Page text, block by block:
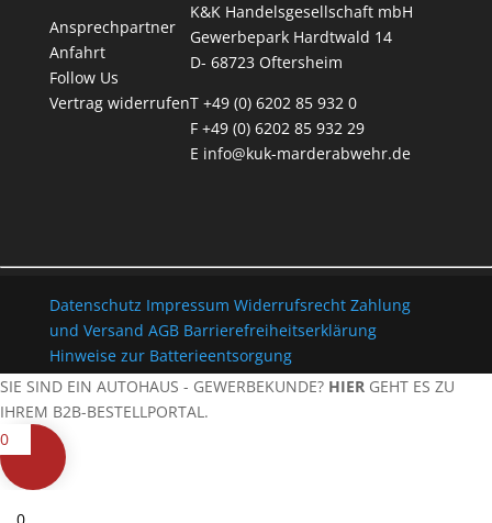
Ansprechpartner
Anfahrt
Follow Us
Vertrag widerrufen
K&K Handelsgesellschaft mbH
Gewerbepark Hardtwald 14
D- 68723 Oftersheim
T +49 (0) 6202 85 932 0
F +49 (0) 6202 85 932 29
E info@kuk-marderabwehr.de
Datenschutz Impressum Widerrufsrecht Zahlung
und Versand AGB Barrierefreiheitserklärung
Hinweise zur Batterieentsorgung
SIE SIND EIN AUTOHAUS - GEWERBEKUNDE? HIER GEHT ES ZU
IHREM B2B-BESTELLPORTAL.
0